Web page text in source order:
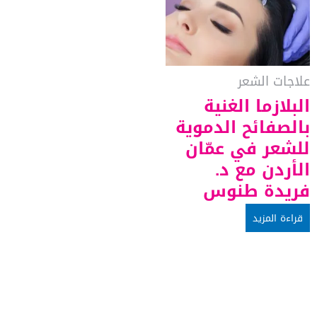
علاجات الشعر
البلازما الغنية
بالصفائح الدموية
للشعر في عمّان
الأردن مع د.
فريدة طنوس
قراءة المزيد